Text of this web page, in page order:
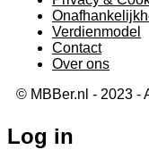
Verdienmodel
Contact
Over ons
© MBBer.nl - 2023 -
Log in